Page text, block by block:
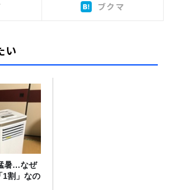
ブクマ
い
暑…なぜ
1割」なの